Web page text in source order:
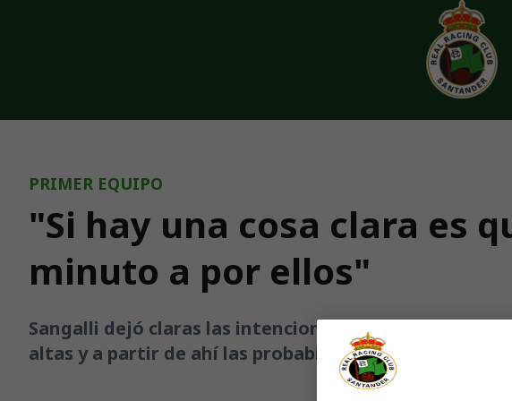
Skip to main content
PRIMER EQUIPO
"Si hay una cosa clara es
minuto a por ellos"
Sangalli dejó claras las intenciones ante el Andorra:
altas y a partir de ahí las probabilidades de ganar son